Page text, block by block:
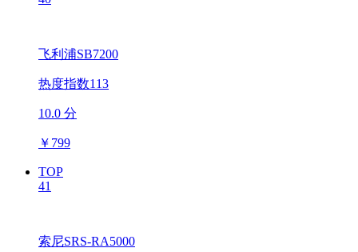
飞利浦SB7200
热度指数113
10.0 分
￥ 799
TOP
41
索尼SRS-RA5000